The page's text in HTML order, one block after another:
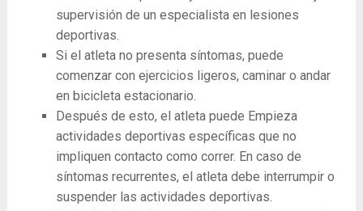
supervisión de un especialista en lesiones
deportivas.
Si el atleta no presenta síntomas, puede
comenzar con ejercicios ligeros, caminar o andar
en bicicleta estacionario.
Después de esto, el atleta puede Empieza
actividades deportivas específicas que no
impliquen contacto como correr. En caso de
síntomas recurrentes, el atleta debe interrumpir o
suspender las actividades deportivas.